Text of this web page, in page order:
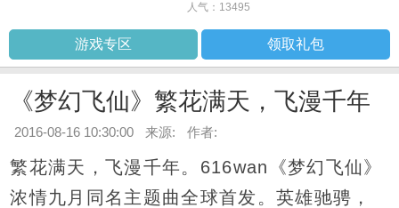
人气： 13495
游戏专区 领取礼包
《梦幻飞仙》繁花满天，飞漫千年
2016-08-16 10:30:00 来源: 作者:
繁花满天，飞漫千年。616wan《梦幻飞仙》
浓情九月同名主题曲全球首发。英雄驰骋，
手
页
游